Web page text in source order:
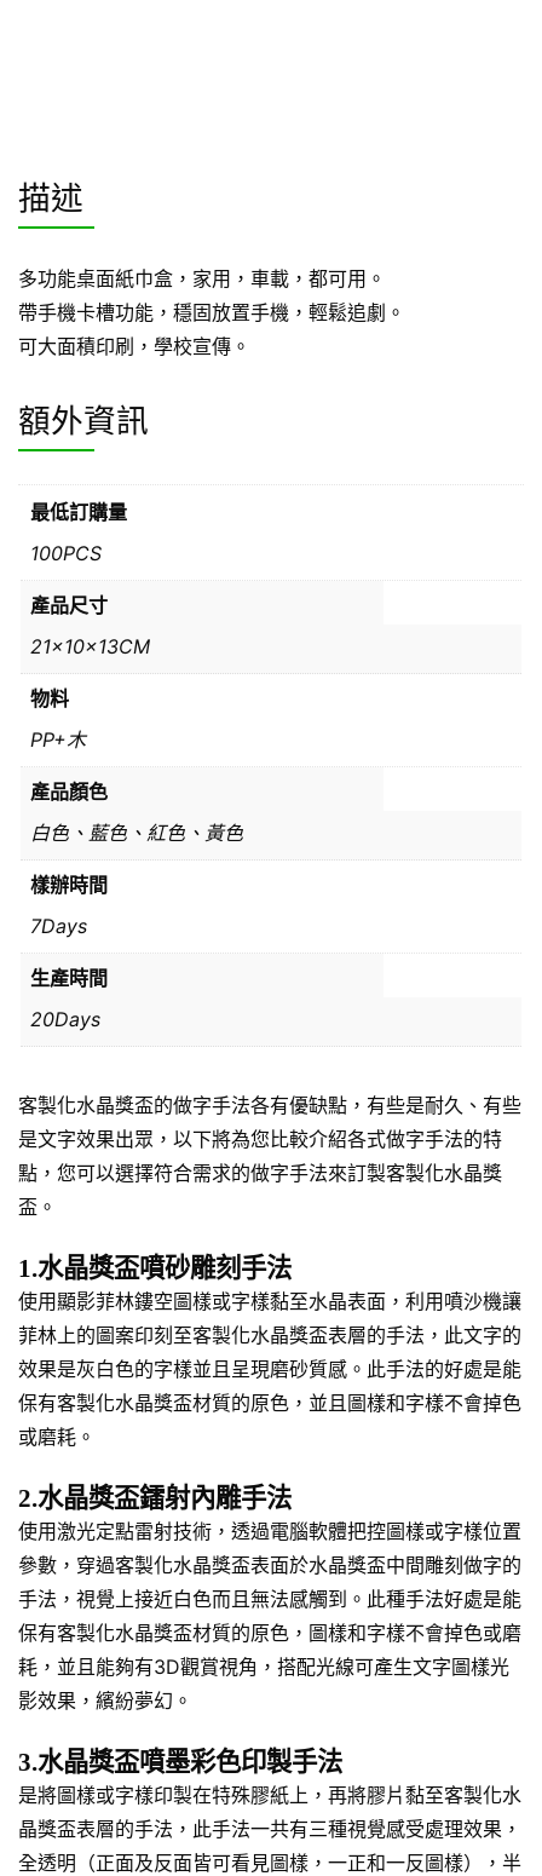
描述
多功能桌面紙巾盒，家用，車載，都可用。
帶手機卡槽功能，穩固放置手機，輕鬆追劇。
可大面積印刷，學校宣傳。
額外資訊
最低訂購量
100PCS
產品尺寸
21x10x13CM
物料
PP+木
產品顏色
白色、藍色、紅色、黃色
樣辦時間
7Days
生產時間
20Days
客製化水晶獎盃的做字手法各有優缺點，有些是耐久、有些
是文字效果出眾，以下將為您比較介紹各式做字手法的特
點，您可以選擇符合需求的做字手法來訂製客製化水晶獎
盃。
1.水晶獎盃噴砂雕刻手法
使用顯影菲林鏤空圖樣或字樣黏至水晶表面，利用噴沙機讓
菲林上的圖案印刻至客製化水晶獎盃表層的手法，此文字的
效果是灰白色的字樣並且呈現磨砂質感。此手法的好處是能
保有客製化水晶獎盃材質的原色，並且圖樣和字樣不會掉色
或磨耗。
2.水晶獎盃鐳射內雕手法
使用激光定點雷射技術，透過電腦軟體把控圖樣或字樣位置
參數，穿過客製化水晶獎盃表面於水晶獎盃中間雕刻做字的
手法，視覺上接近白色而且無法感觸到。此種手法好處是能
保有客製化水晶獎盃材質的原色，圖樣和字樣不會掉色或磨
耗，並且能夠有3D觀賞視角，搭配光線可產生文字圖樣光
影效果，繽紛夢幻。
3.水晶獎盃噴墨彩色印製手法
是將圖樣或字樣印製在特殊膠紙上，再將膠片黏至客製化水
晶獎盃表層的手法，此手法一共有三種視覺感受處理效果，
全透明（正面及反面皆可看見圖樣，一正和一反圖樣），半